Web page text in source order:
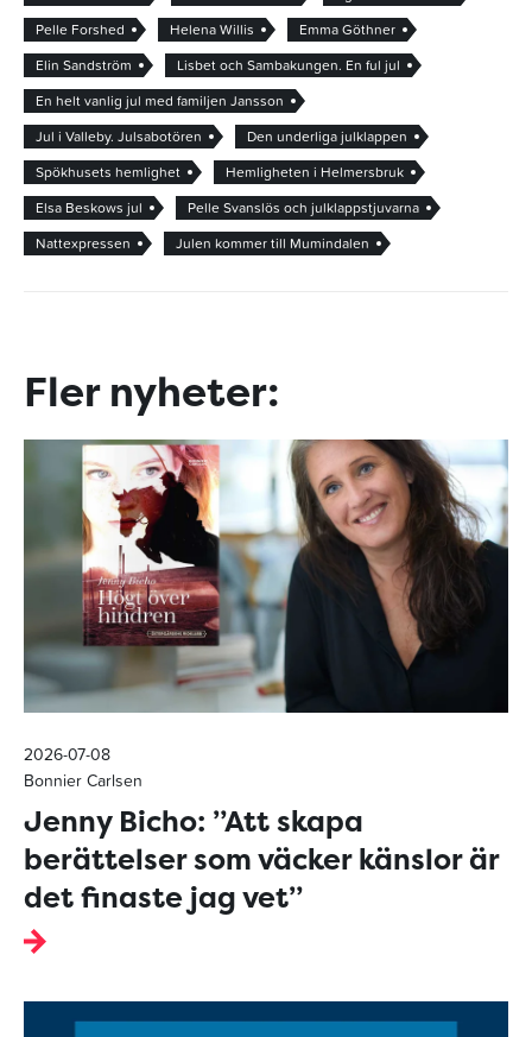
Pelle Forshed
Helena Willis
Emma Göthner
Elin Sandström
Lisbet och Sambakungen. En ful jul
En helt vanlig jul med familjen Jansson
Jul i Valleby. Julsabotören
Den underliga julklappen
Spökhusets hemlighet
Hemligheten i Helmersbruk
Elsa Beskows jul
Pelle Svanslös och julklappstjuvarna
Nattexpressen
Julen kommer till Mumindalen
Fler nyheter:
2026-07-08
Bonnier Carlsen
Jenny Bicho: ”Att skapa
berättelser som väcker känslor är
det finaste jag vet”